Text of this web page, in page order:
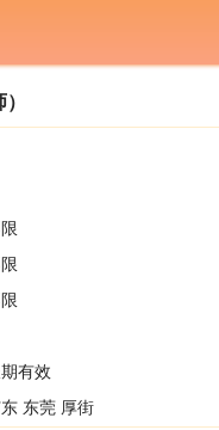
有效
东莞 厚街